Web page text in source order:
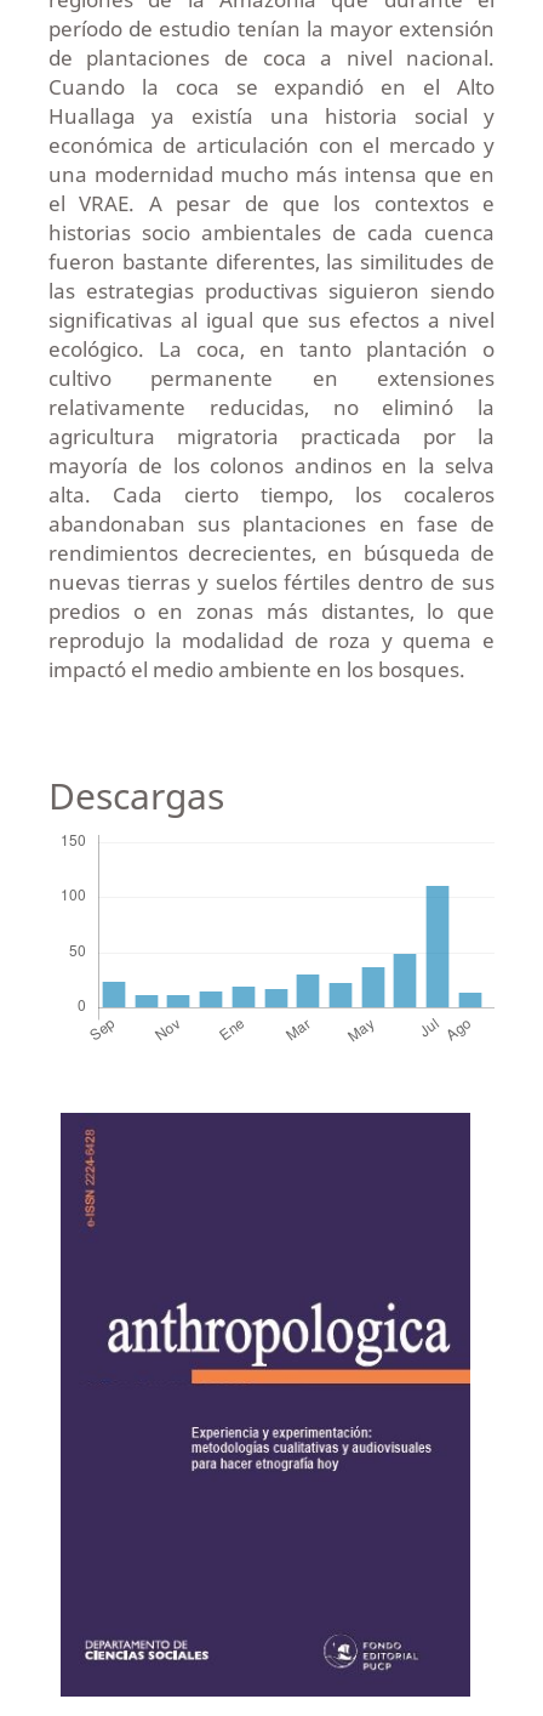
período de estudio tenían la mayor extensión
de plantaciones de coca a nivel nacional.
Cuando la coca se expandió en el Alto
Huallaga ya existía una historia social y
económica de articulación con el mercado y
una modernidad mucho más intensa que en
el VRAE. A pesar de que los contextos e
historias socio ambientales de cada cuenca
fueron bastante diferentes, las similitudes de
las estrategias productivas siguieron siendo
significativas al igual que sus efectos a nivel
ecológico. La coca, en tanto plantación o
cultivo permanente en extensiones
relativamente reducidas, no eliminó la
agricultura migratoria practicada por la
mayoría de los colonos andinos en la selva
alta. Cada cierto tiempo, los cocaleros
abandonaban sus plantaciones en fase de
rendimientos decrecientes, en búsqueda de
nuevas tierras y suelos fértiles dentro de sus
predios o en zonas más distantes, lo que
reprodujo la modalidad de roza y quema e
impactó el medio ambiente en los bosques.
Descargas